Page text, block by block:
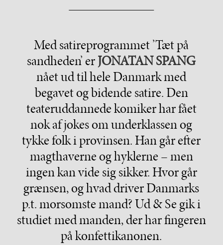
Med satireprogrammet ’Tæt på
sandheden’ erJONATAN SPANG
nået ud til hele Danmark med
begavet og bidende satire. Den
teateruddannede komiker har fået
nok af jokes om underklassen og
tykke folk i provinsen. Han går efter
magthaverne og hyklerne – men
ingen kan vide sig sikker. Hvor går
grænsen, og hvad driver Danmarks
p.t. morsomste mand? Ud & Se gik i
studiet med manden, der har fingeren
på konfettikanonen.